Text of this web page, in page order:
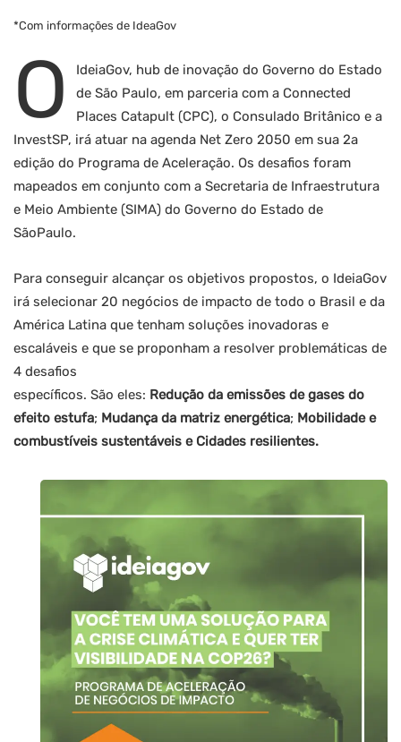
*Com informações de IdeaGov
O
IdeiaGov, hub de inovação do Governo do Estado
de São Paulo, em parceria com a Connected
Places Catapult (CPC), o Consulado Britânico e a
InvestSP, irá atuar na agenda Net Zero 2050 em sua 2a
edição do Programa de Aceleração. Os desafios foram
mapeados em conjunto com a Secretaria de Infraestrutura
e Meio Ambiente (SIMA) do Governo do Estado de
SãoPaulo.
Para conseguir alcançar os objetivos propostos, o IdeiaGov
irá selecionar 20 negócios de impacto de todo o Brasil e da
América Latina que tenham soluções inovadoras e
escaláveis e que se proponham a resolver problemáticas de
4 desafios
específicos. São eles: Redução da emissões de gases do
efeito estufa; Mudança da matriz energética; Mobilidade e
combustíveis sustentáveis e Cidades resilientes.